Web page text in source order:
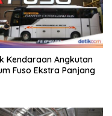
Kendaraan Angkutan
Fuso Ekstra Panjang